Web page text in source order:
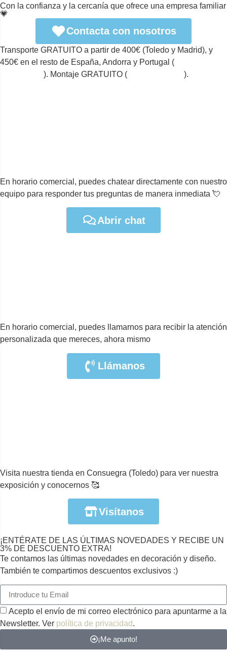
Con la confianza y la cercanía que ofrece una empresa familiar
💗
Contacta con nosotros
Transporte GRATUITO a partir de 400€ (Toledo y Madrid), y
450€ en el resto de España, Andorra y Portugal (
). Montaje GRATUITO ( ).
En horario comercial, puedes chatear directamente con nuestro
equipo para responder tus preguntas de manera inmediata 💘
Abrir chat
En horario comercial, puedes llamarnos para recibir la atención
personalizada que mereces, ahora mismo
Llámanos
Visita nuestra tienda en Consuegra (Toledo) para ver nuestra
exposición y conocernos 🥰
Visítanos
¡ENTÉRATE DE LAS ÚLTIMAS NOVEDADES Y RECIBE UN
3% DE DESCUENTO EXTRA!
Te contamos las últimas novedades en decoración y diseño.
También te compartimos descuentos exclusivos :)
Acepto el envío de mi correo electrónico para apuntarme a la
Newsletter. Ver política de privacidad
¡Me apunto!